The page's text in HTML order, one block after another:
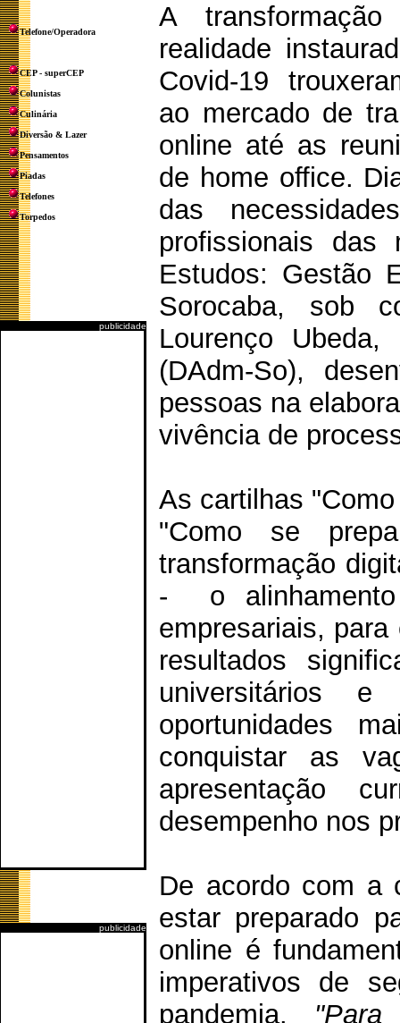
Telefone/Operadora
CEP - superCEP
Colunistas
Culinária
Diversão & Lazer
Pensamentos
Piadas
Telefones
Torpedos
publicidade
publicidade
A
realidade
Covid-19
ao mercado de
online até as
de home office.
das
profissionais
Estudos: Gestão
Sorocaba, sob
Lourenço
(DAdm-So),
pessoas na
vivência de
As cartilhas
"Como se
transformação
- o alinhamento
empresariais,
resultados
universitários
oportunidades
conquistar as
apresentação
desempenho nos
De acordo com a
estar preparado
online é
imperativos de
pandemia.